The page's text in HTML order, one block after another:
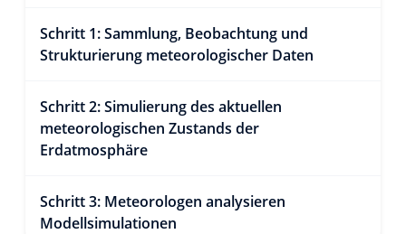
Schritt 1: Sammlung, Beobachtung und
Strukturierung meteorologischer Daten
Schritt 2: Simulierung des aktuellen
meteorologischen Zustands der
Erdatmosphäre
Schritt 3: Meteorologen analysieren
Modellsimulationen